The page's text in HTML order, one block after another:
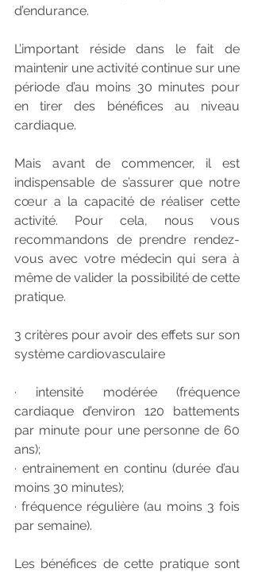
d’endurance.
L’important réside dans le fait de
maintenir une activité continue sur une
période d’au moins 30 minutes pour
en tirer des bénéfices au niveau
cardiaque.
Mais avant de commencer, il est
indispensable de s’assurer que notre
cœur a la capacité de réaliser cette
activité. Pour cela, nous vous
recommandons de prendre rendez-
vous avec votre médecin qui sera à
même de valider la possibilité de cette
pratique.
3 critères pour avoir des effets sur son
système cardiovasculaire
· intensité modérée (fréquence
cardiaque d’environ 120 battements
par minute pour une personne de 60
ans);
· entrainement en continu (durée d’au
moins 30 minutes);
· fréquence régulière (au moins 3 fois
par semaine).
Les bénéfices de cette pratique sont